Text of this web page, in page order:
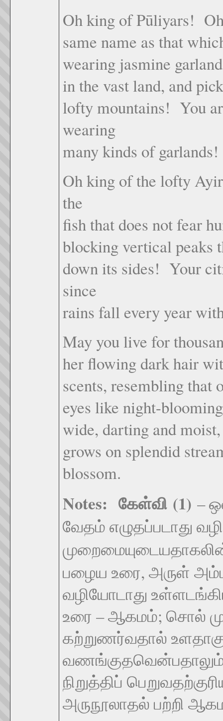
Oh king of Pūliyars!
same name as that
wearing jasmine
in the vast land, and
lofty mountains! You
wearing
many kinds of garlands!
Oh king of the lofty
the
fish that does not fear
blocking vertical peaks
down its sides! Your
since
rains fall every year
May you live for
her flowing dark hair
scents, resembling that
eyes like night-
wide, darting and
grows on splendid
blossom.
Notes: கேள்வி (1) –
வேதம் எழுதப்படாது
பழைய உரை, அருள்
வழியோடாது
உரை – ஆகமம்; சொல்
கற்றுணர்வதால்
நிறுத்திப்
அருநூலாதல் பற்றி